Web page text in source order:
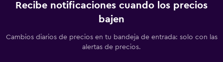
Recibe notificaciones cuando los precios
bajen
Cambios diarios de precios en tu bandeja de entrada: solo con las
alertas de precios.